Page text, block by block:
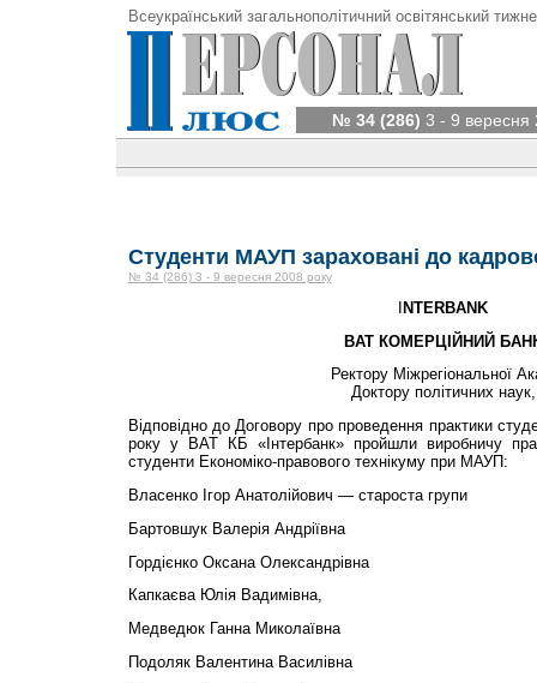
Всеукраїнський загальнополітичний освітянський
№ 34 (286) 3 - 9 вересня
Студенти МАУП зараховані до
№ 34 (286) 3 - 9 вересня 2008 року
NTERBANK
BAT КОМЕРЦІЙНИЙ
Ректору Міжрегіональної
Доктору політичних
Відповідно до Договору про проведення практики
року у ВАТ КБ «Інтербанк» пройшли виробничу
студенти Економіко-правового технікуму при МАУП:
Власенко Ігор Анатолійович — староста групи
Бартовшук Валерія Андріївна
Гордієнко Оксана Олександрівна
Капкаєва Юлія Вадимівна,
Медведюк Ганна Миколаївна
Подоляк Валентина Василівна